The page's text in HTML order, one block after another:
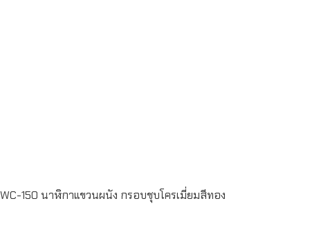
WC-150 นาฬิกาแขวนผนัง กรอบชุบโครเมี่ยมสีทอง